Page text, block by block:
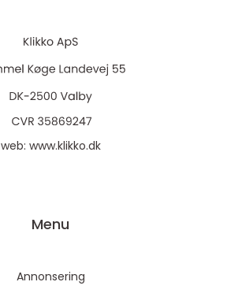
web: www.klikko.dk
Menu
Annonsering